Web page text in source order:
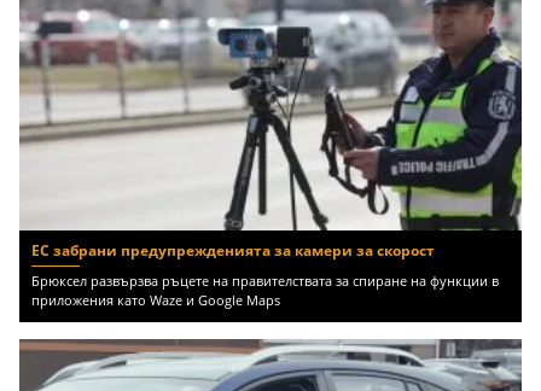
ЕС забрани предупрежденията за камери за скорост
Брюксел развързва ръцете на правителствата за спиране на функции в
приложения като Waze и Google Maps